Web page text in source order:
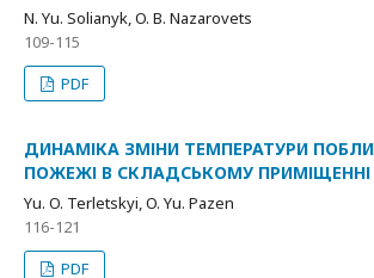
N. Yu. Solianyk, O. B. Nazarovets
109-115
PDF
ДИНАМІКА ЗМІНИ ТЕМПЕРАТУРИ
ПОЖЕЖІ В СКЛАДСЬКОМУ ПРИМІЩЕННІ
Yu. O. Terletskyi, O. Yu. Pazen
116-121
PDF